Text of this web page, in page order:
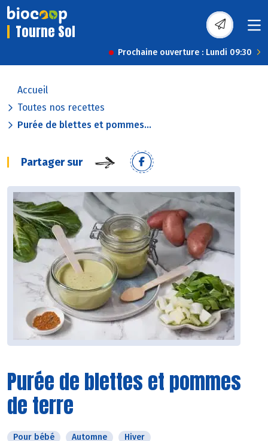
Tourne Sol
Prochaine ouverture : Lundi 09:30
Accueil
Toutes nos recettes
Purée de blettes et pommes...
Partager sur
Purée de blettes et pommes
de terre
Pour bébé Automne Hiver